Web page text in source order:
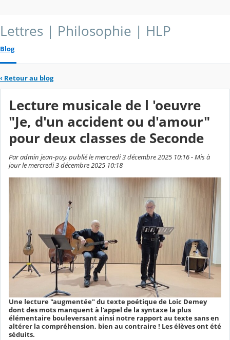
Lettres | Philosophie | HLP
Blog
‹ Retour au blog
Lecture musicale de l 'oeuvre
"Je, d'un accident ou d'amour"
pour deux classes de Seconde
Par admin jean-puy, publié le mercredi 3 décembre 2025 10:16 - Mis à
jour le mercredi 3 décembre 2025 10:18
Une lecture "augmentée" du texte poétique de Loic Demey
dont des mots manquent à l'appel de la syntaxe la plus
élémentaire bouleversant ainsi notre rapport au texte sans en
altérer la compréhension, bien au contraire ! Les élèves ont été
séduits.